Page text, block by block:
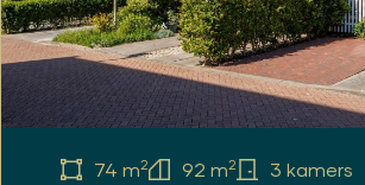
74 m2 92 m2 3 kamers